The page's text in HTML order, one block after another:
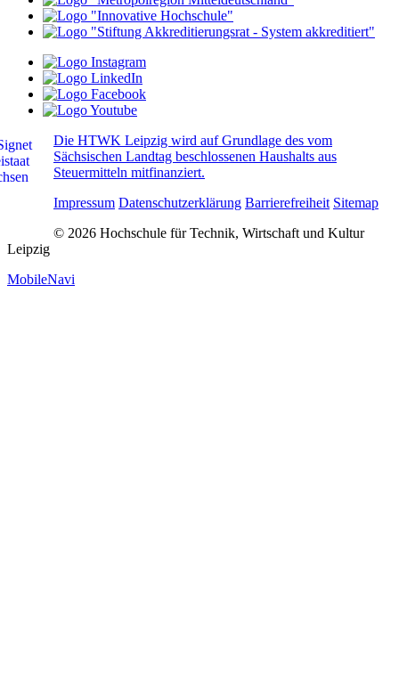
Die HTWK Leipzig wird auf Grundlage des vom
Sächsischen Landtag beschlossenen Haushalts aus
Steuermitteln mitfinanziert.
Impressum Datenschutzerklärung Barrierefreiheit Sitemap
© 2026 Hochschule für Technik, Wirtschaft und Kultur
Leipzig
MobileNavi